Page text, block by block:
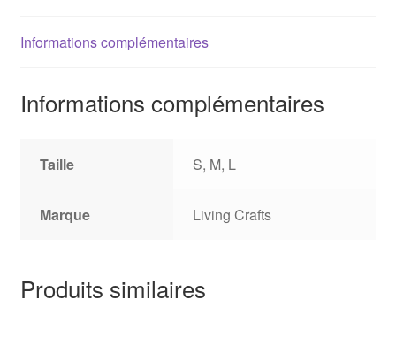
Informations complémentaires
Informations complémentaires
Taille S, M, L
Marque Living Crafts
Produits similaires